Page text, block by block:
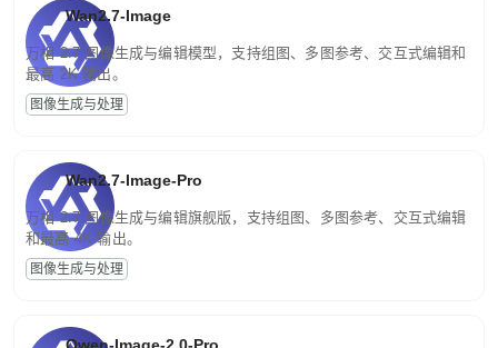
Wan2.7-Image
万相 2.7 图像生成与编辑模型，支持组图、多图参考、交互式编辑和
最高 2K 输出。
图像生成与处理
Wan2.7-Image-Pro
万相 2.7 图像生成与编辑旗舰版，支持组图、多图参考、交互式编辑
和最高 4K 输出。
图像生成与处理